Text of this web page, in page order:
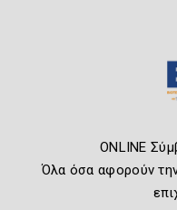
ONLINE
Όλα όσα αφορούν την